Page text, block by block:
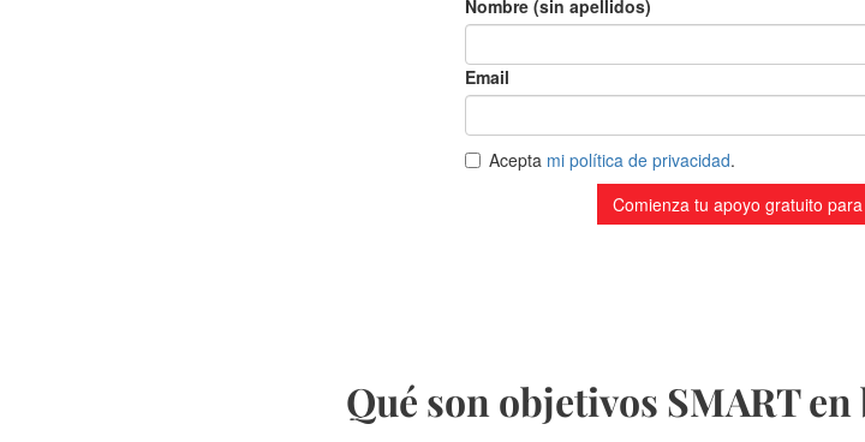
Qué son objetivos SMART